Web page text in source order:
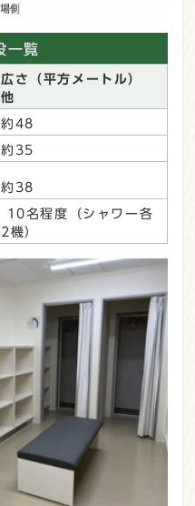
一覧
広さ（平方メートル）
他
約48
約35
約38
10名程度（シャワー各
2機）